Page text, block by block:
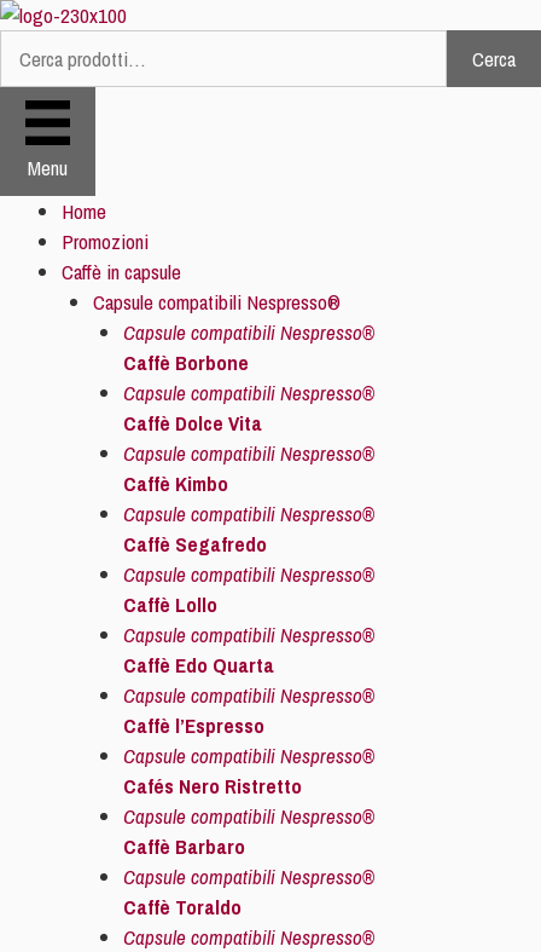
Vai
contenuto
Cerca: Cerca
Menu
Home
Promozioni
Caffè in capsule
Capsule compatibili Nespresso®
Capsule compatibili Nespresso®
Caffè Borbone
Capsule compatibili Nespresso®
Caffè Dolce Vita
Capsule compatibili Nespresso®
Caffè Kimbo
Capsule compatibili Nespresso®
Caffè Segafredo
Capsule compatibili Nespresso®
Caffè Lollo
Capsule compatibili Nespresso®
Caffè Edo Quarta
Capsule compatibili Nespresso®
Caffè l’Espresso
Capsule compatibili Nespresso®
Cafés Nero Ristretto
Capsule compatibili Nespresso®
Caffè Barbaro
Capsule compatibili Nespresso®
Caffè Toraldo
Capsule compatibili Nespresso®